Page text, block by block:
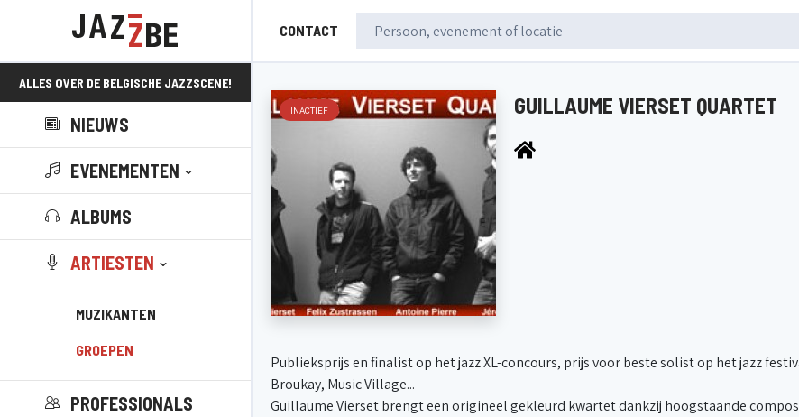
CONTACT
ALLES OVER DE BELGISCHE JAZZSCENE!
NIEUWS
EVENEMENTEN
ALBUMS
ARTIESTEN
MUZIKANTEN
GROEPEN
PROFESSIONALS
INACTIEF GUILLAUME VIERSET QUARTET
Publieksprijs en finalist op het jazz XL-concours, prijs voor beste solist op het jazz
Broukay, Music Village...
Guillaume Vierset brengt een origineel gekleurd kwartet dankzij hoogstaande